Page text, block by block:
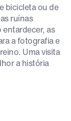
bicicleta ou de
ruínas
entardecer, as
a fotografia e
Uma visita
a história